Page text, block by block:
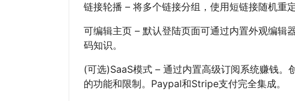
链接轮播 – 将多个链接分组，使用短链接随机重
可编辑主页 – 默认登陆页面可通过内置外观编辑
码知识。
(可选)SaaS模式 – 通过内置高级订阅系统赚钱。
的功能和限制。Paypal和Stripe支付完全集成。